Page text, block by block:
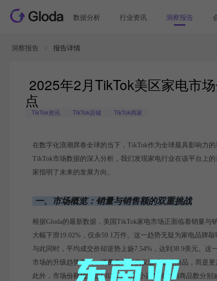
数据分析 行业资讯 洞察报告
洞察报告 报告详情
2025年2月TikTok美区家电市
点
TikTok资讯 TikTok店铺 TikTok商家
在数字化浪潮席卷全球的当下，TikTok作为全球最具影响力
TikTok市场数据的深入分析，我们发现家电行业在该平台上
家指明了未来的发展方向。
一、市场概览：销量与销售额的双重挑战
根据Gloda的最新数据，美国TikTok家电市场正面临着销量与
大幅下滑19.02%，仅余59.1万件。这一趋势无疑为家电品牌
与此同时，平均成交价却逆势上扬7.54%，达到38.9美元。
市场的升级趋势有关，消费者不再仅仅追求低价商品，而是
此外，市场份额稳定在1.02%，动销小店数和动销商品数分